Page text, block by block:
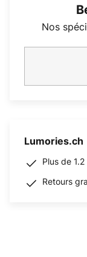
Nos
Lumories.ch
Plus de
Retours